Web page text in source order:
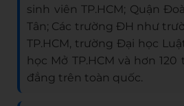
sinh viên TP.HCM; Quận
Tân; Các trường ĐH như
TP.HCM, trường Đại học
học Mở TP.HCM và hơn
đẳng trên toàn quốc.